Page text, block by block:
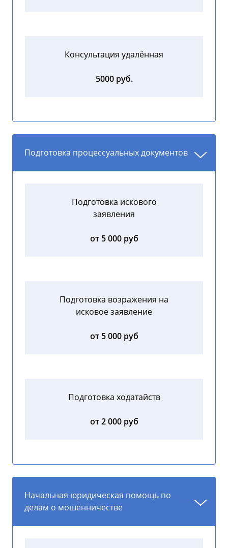
Консультация удалённая
5000 руб.
Подготовка процессуальных документов
Подготовка искового
заявления
от 5 000 руб
Подготовка возражения на
исковое заявление
от 5 000 руб
Подготовка ходатайств
от 2 000 руб
Начальная юридическая помощь по
делам о мошенничестве